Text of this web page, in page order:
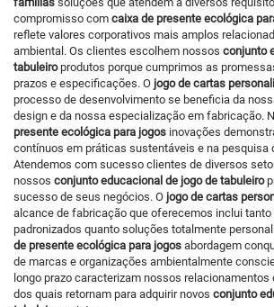
compromisso com caixa de presente ecológica
reflete valores corporativos mais amplos
ambiental. Os clientes escolhem nossos conjunto
tabuleiro produtos porque cumprimos as
prazos e especificações. O jogo de cartas
processo de desenvolvimento se beneficia da
design e da nossa especialização em fabricação.
presente ecológica para jogos inovações
contínuos em práticas sustentáveis e na pesquisa
Atendemos com sucesso clientes de diversos
nossos conjunto educacional de jogo de tabuleiro
sucesso de seus negócios. O jogo de cartas
alcance de fabricação que oferecemos inclui tanto
padronizados quanto soluções totalmente
de presente ecológica para jogos abordagem
de marcas e organizações ambientalmente
longo prazo caracterizam nossos
dos quais retornam para adquirir novos conjunto